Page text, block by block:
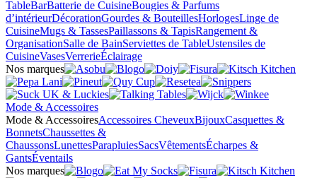
TableBarBatterie de CuisineBougies & Parfums
d’intérieurDécorationGourdes & BouteillesHorlogesLinge de
CuisineMugs & TassesPaillassons & TapisRangement &
OrganisationSalle de BainServiettes de TableUstensiles de
CuisineVasesVerrerieÉclairage
Nos marques
Mode & Accessoires
Mode & AccessoiresAccessoires CheveuxBijouxCasquettes &
BonnetsChaussettes &
ChaussonsLunettesParapluiesSacsVêtementsÉcharpes &
GantsÉventails
Nos marques